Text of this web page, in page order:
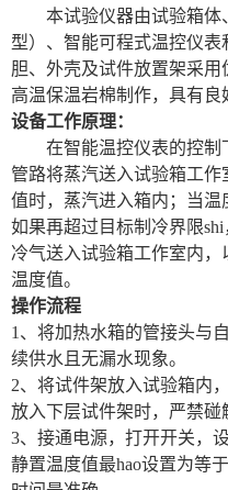
本试验仪器由试验箱体
型）、智能可程式温控仪
胆、外壳及试件放置架采
高温保温岩棉制作，具有
设备工作原理：
在智能温控仪表的控制
管路将蒸汽送入试验箱工
值时，蒸汽进入箱内；当温
如果再超过目标制冷界限
冷气送入试验箱工作室内
温度值。
操作流程
1、将加热水箱的管接头与
续供水且无漏水现象。
2、将试件架放入试验箱内
放入下层试件架时，严禁碰
3、接通电源，打开开关，
静置温度值最hao设置为等